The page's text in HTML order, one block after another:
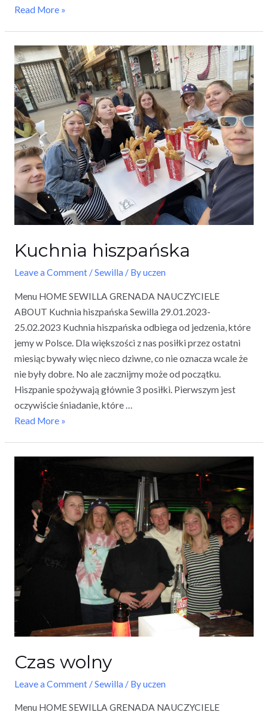
Read More »
Kuchnia hiszpańska
Leave a Comment /Sewilla / Byuczen
Menu HOME SEWILLA GRENADA NAUCZYCIELE
ABOUT Kuchnia hiszpańska Sewilla 29.01.2023-
25.02.2023 Kuchnia hiszpańska odbiega od jedzenia, które
jemy w Polsce. Dla większości z nas posiłki przez ostatni
miesiąc bywały więc nieco dziwne, co nie oznacza wcale że
nie były dobre. No ale zacznijmy może od początku.
Hiszpanie spożywają głównie 3 posiłki. Pierwszym jest
oczywiście śniadanie, które …
Read More »
Czas wolny
Leave a Comment /Sewilla / Byuczen
Menu HOME SEWILLA GRENADA NAUCZYCIELE